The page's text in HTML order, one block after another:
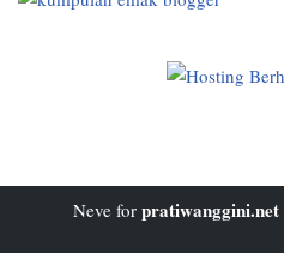
Neve for pratiwanggini.net